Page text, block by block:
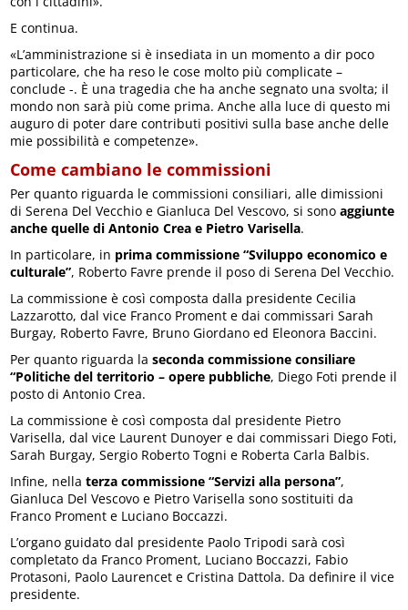
E continua.
«L’amministrazione si è insediata in un momento a dir poco
particolare, che ha reso le cose molto più complicate –
conclude -. È una tragedia che ha anche segnato una svolta; il
mondo non sarà più come prima. Anche alla luce di questo mi
auguro di poter dare contributi positivi sulla base anche delle
mie possibilità e competenze».
Come cambiano le commissioni
Per quanto riguarda le commissioni consiliari, alle dimissioni
di Serena Del Vecchio e Gianluca Del Vescovo, si sonoaggiunte
anche quelle di Antonio Crea e Pietro Varisella.
In particolare, in prima commissione “Sviluppo economico e
culturale”, Roberto Favre prende il poso di Serena Del Vecchio.
La commissione è così composta dalla presidente Cecilia
Lazzarotto, dal vice Franco Proment e dai commissari Sarah
Burgay, Roberto Favre, Bruno Giordano ed Eleonora Baccini.
Per quanto riguarda laseconda commissione consiliare
“Politiche del territorio – opere pubbliche, Diego Foti prende il
posto di Antonio Crea.
La commissione è così composta dal presidente Pietro
Varisella, dal vice Laurent Dunoyer e dai commissari Diego Foti,
Sarah Burgay, Sergio Roberto Togni e Roberta Carla Balbis.
Infine, nellaterza commissione “Servizi alla persona”,
Gianluca Del Vescovo e Pietro Varisella sono sostituiti da
Franco Proment e Luciano Boccazzi.
L’organo guidato dal presidente Paolo Tripodi sarà così
completato da Franco Proment, Luciano Boccazzi, Fabio
Protasoni, Paolo Laurencet e Cristina Dattola. Da definire il vice
presidente.